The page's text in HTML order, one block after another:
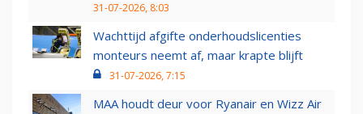
31-07-2026, 8:03
Wachttijd afgifte onderhoudslicenties
monteurs neemt af, maar krapte blijft
31-07-2026, 7:15
MAA houdt deur voor Ryanair en Wizz Air